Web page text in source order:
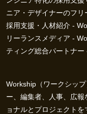
ニア・デザイナーのフ
採用支援・人材紹介 -
リーランスメディア -
ティング総合パートナー
Workship（ワークシッ
ー、編集者、人事、広
ョナルとプロジェクト